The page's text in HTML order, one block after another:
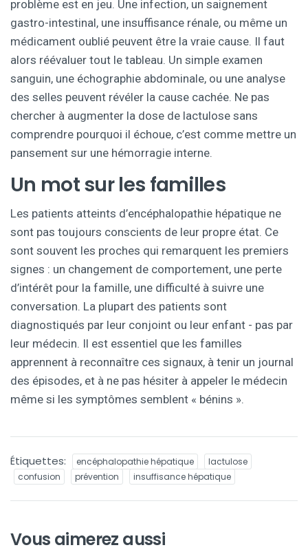
problème est en jeu. Une infection, un saignement
gastro-intestinal, une insuffisance rénale, ou même un
médicament oublié peuvent être la vraie cause. Il faut
alors réévaluer tout le tableau. Un simple examen
sanguin, une échographie abdominale, ou une analyse
des selles peuvent révéler la cause cachée. Ne pas
chercher à augmenter la dose de lactulose sans
comprendre pourquoi il échoue, c’est comme mettre un
pansement sur une hémorragie interne.
Un mot sur les familles
Les patients atteints d’encéphalopathie hépatique ne
sont pas toujours conscients de leur propre état. Ce
sont souvent les proches qui remarquent les premiers
signes : un changement de comportement, une perte
d’intérêt pour la famille, une difficulté à suivre une
conversation. La plupart des patients sont
diagnostiqués par leur conjoint ou leur enfant - pas par
leur médecin. Il est essentiel que les familles
apprennent à reconnaître ces signaux, à tenir un journal
des épisodes, et à ne pas hésiter à appeler le médecin
même si les symptômes semblent « bénins ».
Étiquettes: encéphalopathie hépatique
lactulose
confusion
prévention insuffisance hépatique
Vous aimerez aussi